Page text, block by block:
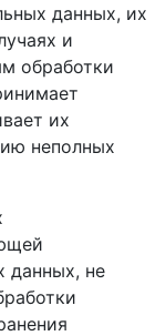
данных, их
и
обработки
их
неполных
данных, не